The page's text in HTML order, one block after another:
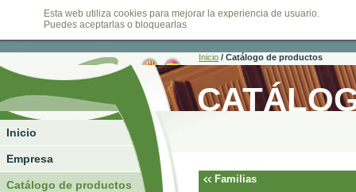
Esta web utiliza cookies para mejorar la experiencia de usuario.
Puedes aceptarlas o bloquearlas
viernes, 07 de agosto de 2026
Inicio
Empresa
Catálogo de productos
Inicio / Catálogo de productos
Familias